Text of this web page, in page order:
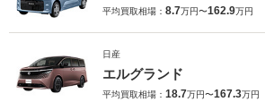
平均買取相場： 8.7万円〜162.9万円
日産
エルグランド
平均買取相場： 18.7万円〜167.3万円